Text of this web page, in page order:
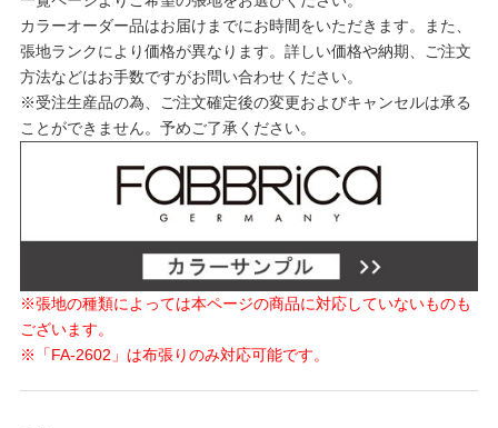
カラーオーダー品はお届けまでにお時間をいただきます。また、
張地ランクにより価格が異なります。詳しい価格や納期、ご注文
方法などはお手数ですがお問い合わせください。
※受注生産品の為、ご注文確定後の変更およびキャンセルは承る
ことができません。予めご了承ください。
※張地の種類によっては本ページの商品に対応していないものも
ございます。
※「FA-2602」は布張りのみ対応可能です。